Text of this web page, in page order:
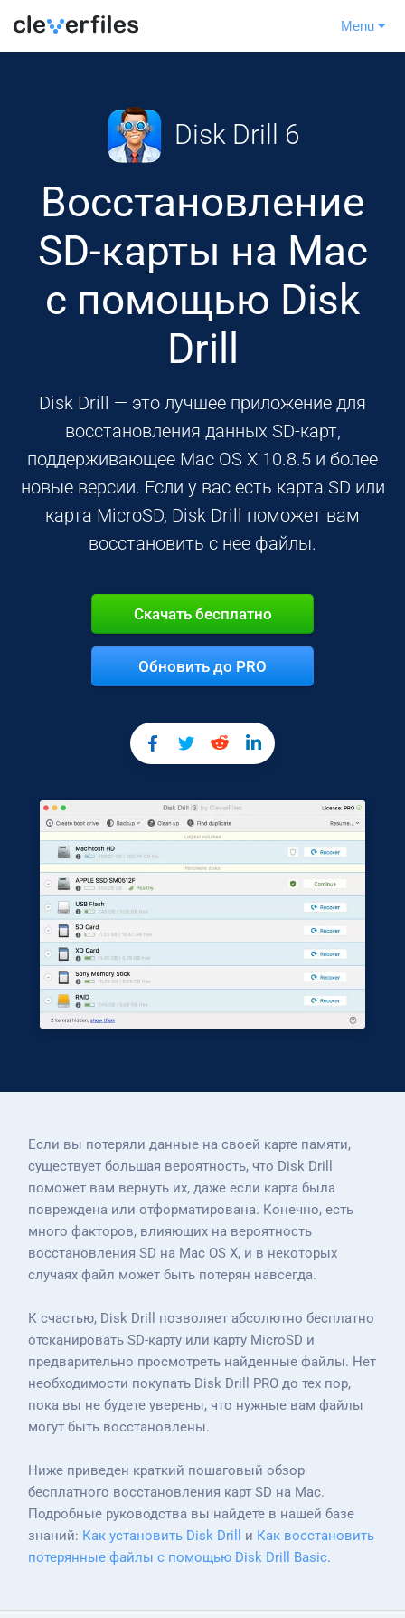
Menu
Disk Drill 6
Восстановление
SD-карты на Mac
с помощью Disk
Drill
Disk Drill — это лучшее приложение для
восстановления данных SD-карт,
поддерживающее Mac OS X 10.8.5 и более
новые версии. Если у вас есть карта SD или
карта MicroSD, Disk Drill поможет вам
восстановить с нее файлы.
Скачать бесплатно
Обновить до PRO
Если вы потеряли данные на своей карте памяти,
существует большая вероятность, что Disk Drill
поможет вам вернуть их, даже если карта была
повреждена или отформатирована. Конечно, есть
много факторов, влияющих на вероятность
восстановления SD на Mac OS X, и в некоторых
случаях файл может быть потерян навсегда.
К счастью, Disk Drill позволяет абсолютно бесплатно
отсканировать SD-карту или карту MicroSD и
предварительно просмотреть найденные файлы. Нет
необходимости покупать Disk Drill PRO до тех пор,
пока вы не будете уверены, что нужные вам файлы
могут быть восстановлены.
Ниже приведен краткий пошаговый обзор
бесплатного восстановления карт SD на Mac.
Подробные руководства вы найдете в нашей базе
знаний: Как установить Disk Drill и Как восстановить
потерянные файлы с помощью Disk Drill Basic.